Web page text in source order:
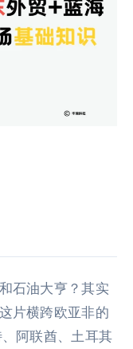
石油大亨？其实
片横跨欧亚非的
阿联酋、土耳其